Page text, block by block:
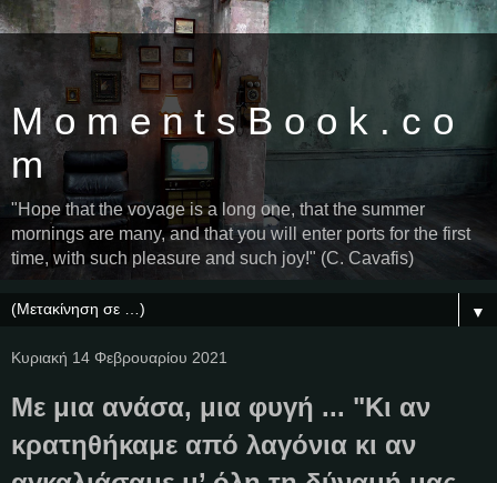
M o m e n t s B o o k . c o
m
"Hope that the voyage is a long one, that the summer
mornings are many, and that you will enter ports for the first
time, with such pleasure and such joy!" (C. Cavafis)
▼
Κυριακή 14 Φεβρουαρίου 2021
Με μια ανάσα, μια φυγή ... "Kι αν
κρατηθήκαμε από λαγόνια κι αν